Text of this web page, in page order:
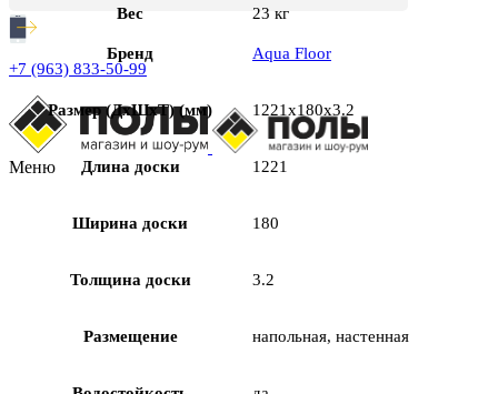
+7 (963) 833-50-99
Меню
Вес 23 кг
Бренд Aqua Floor
Размер (ДхШхТ) (мм) 1221x180x3.2
Длина доски 1221
Ширина доски 180
Толщина доски 3.2
Размещение напольная, настенная